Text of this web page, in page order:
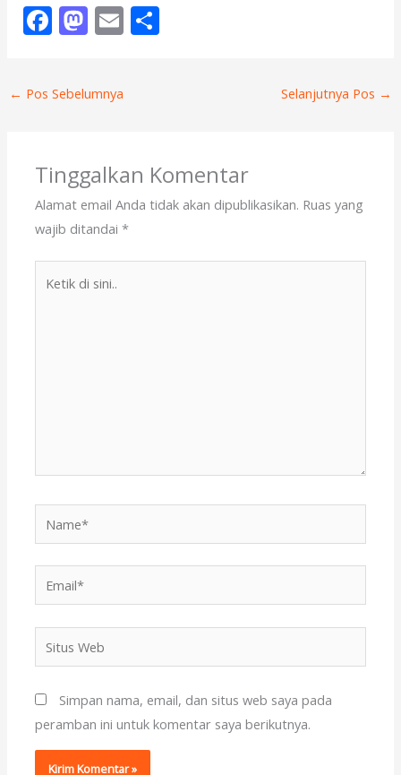
F
b
o
k
M
d
n
E
← Pos Sebelumnya Selanjutnya Pos →
Tinggalkan Komentar
Alamat email Anda tidak akan dipublikasikan. Ruas yang
wajib ditandai*
Web
Simpan nama, email, dan situs web saya pada
peramban ini untuk komentar saya berikutnya.